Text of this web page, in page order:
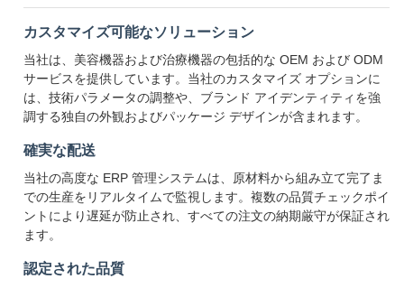
カスタマイズ可能なソリューション
当社は、美容機器および治療機器の包括的な OEM および ODM
サービスを提供しています。当社のカスタマイズ オプションに
は、技術パラメータの調整や、ブランド アイデンティティを強
調する独自の外観およびパッケージ デザインが含まれます。
確実な配送
当社の高度な ERP 管理システムは、原材料から組み立て完了ま
での生産をリアルタイムで監視します。複数の品質チェックポイ
ントにより遅延が防止され、すべての注文の納期厳守が保証され
ます。
認定された品質